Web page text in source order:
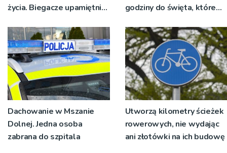
życia. Biegacze upamiętnili
godziny do święta, które
pokoleń
Dachowanie w Mszanie
Dolnej. Jedna osoba
zabrana do szpitala
Utworzą kilometry ścieżek
rowerowych, nie wydając
ani złotówki na ich budowę